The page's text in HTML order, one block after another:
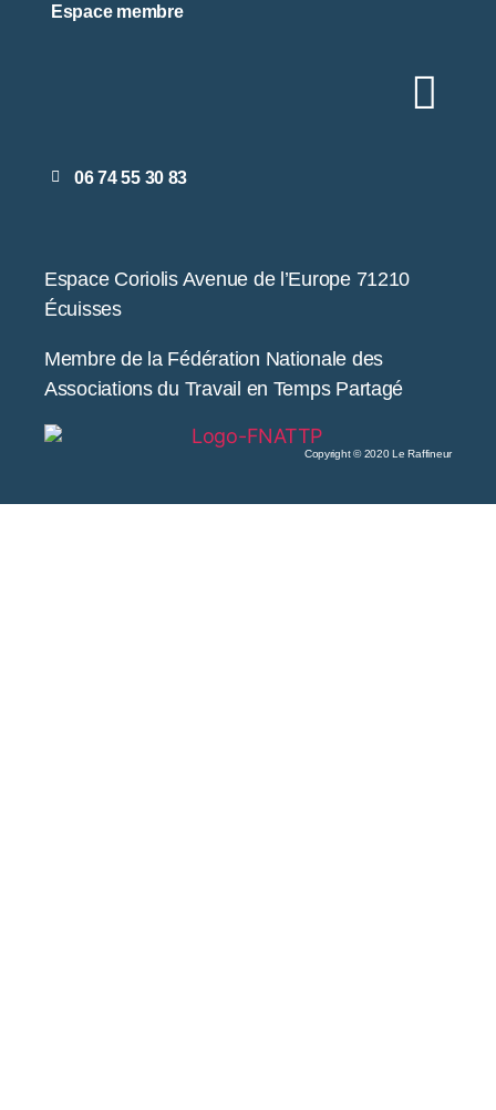
Espace membre
06 74 55 30 83
Espace Coriolis Avenue de l’Europe 71210
Écuisses
Membre de la Fédération Nationale des
Associations du Travail en Temps Partagé
Copyright © 2020 Le Raffineur